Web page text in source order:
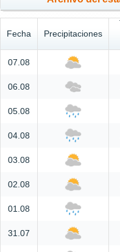
Fecha Precipitaciones
07.08
06.08
05.08
04.08
03.08
02.08
01.08
31.07